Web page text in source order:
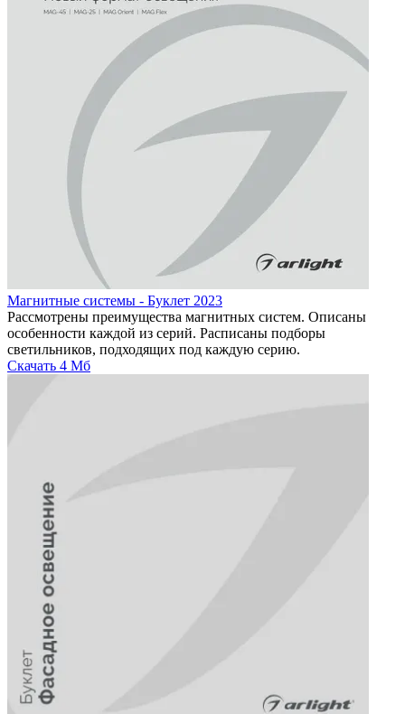
Магнитные системы - Буклет 2023
Рассмотрены преимущества магнитных систем. Описаны
особенности каждой из серий. Расписаны подборы
светильников, подходящих под каждую серию.
Скачать 4 Мб